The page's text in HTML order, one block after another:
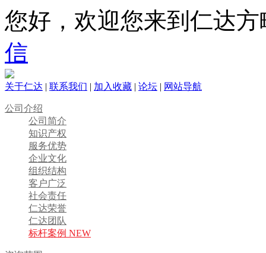
您好，欢迎您来到仁达方
信
关于仁达 | 联系我们 | 加入收藏 | 论坛 | 网站导航
公司介绍
公司简介
知识产权
服务优势
企业文化
组织结构
客户广泛
社会责任
仁达荣誉
仁达团队
标杆案例 NEW